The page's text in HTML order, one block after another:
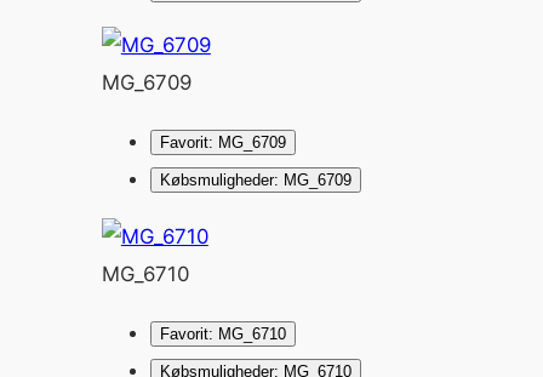
MG_6709
Favorit: MG_6709
Købsmuligheder: MG_6709
MG_6710
Favorit: MG_6710
Købsmuligheder: MG_6710